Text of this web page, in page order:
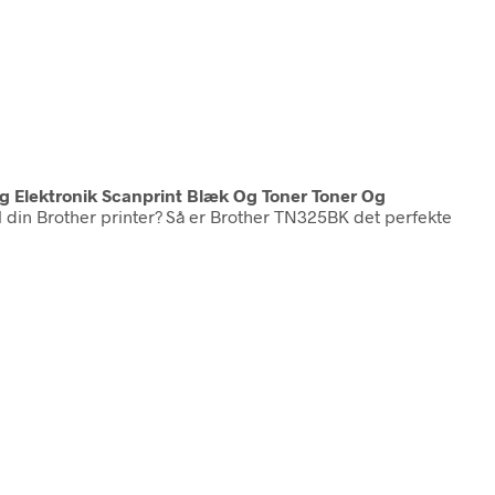
Elektronik Scanprint Blæk Og Toner Toner Og
Brother printer? Så er Brother TN325BK det perfekte